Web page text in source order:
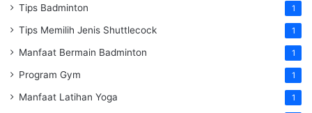
Tips Badminton 1
Tips Memilih Jenis Shuttlecock 1
Manfaat Bermain Badminton 1
Program Gym 1
Manfaat Latihan Yoga 1